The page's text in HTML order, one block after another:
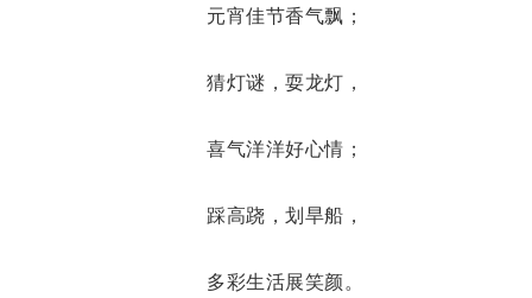
元宵佳节香气飘；
猜灯谜，耍龙灯，
喜气洋洋好心情；
踩高跷，划旱船，
多彩生活展笑颜。